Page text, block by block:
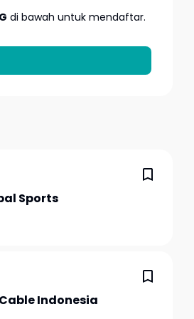
di bawah untuk mendaftar.
Sports
Cable Indonesia